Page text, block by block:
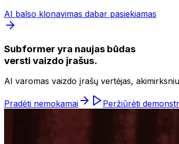
AI balso klonavimas dabar pasiekiamas
Subformer yra naujas būdas
versti vaizdo įrašus.
AI varomas vaizdo įrašų vertėjas,
Pradėti nemokamai Peržiūrėti